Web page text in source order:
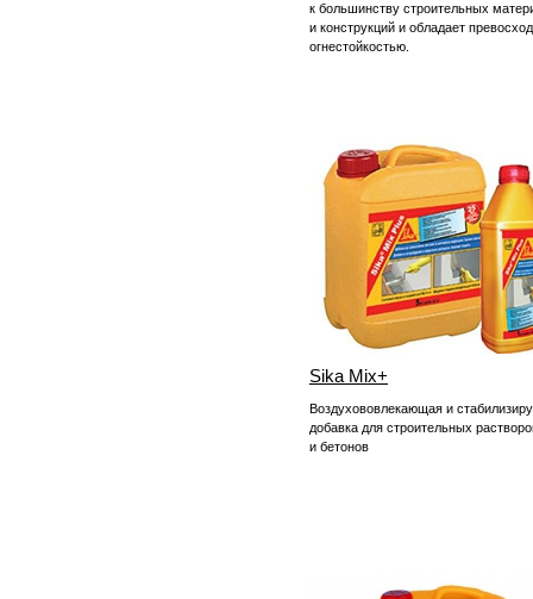
к большинству строительных
и конструкций и обладает
огнестойкостью.
Sika Mix+
Воздухововлекающая и
добавка для строительных
и бетонов